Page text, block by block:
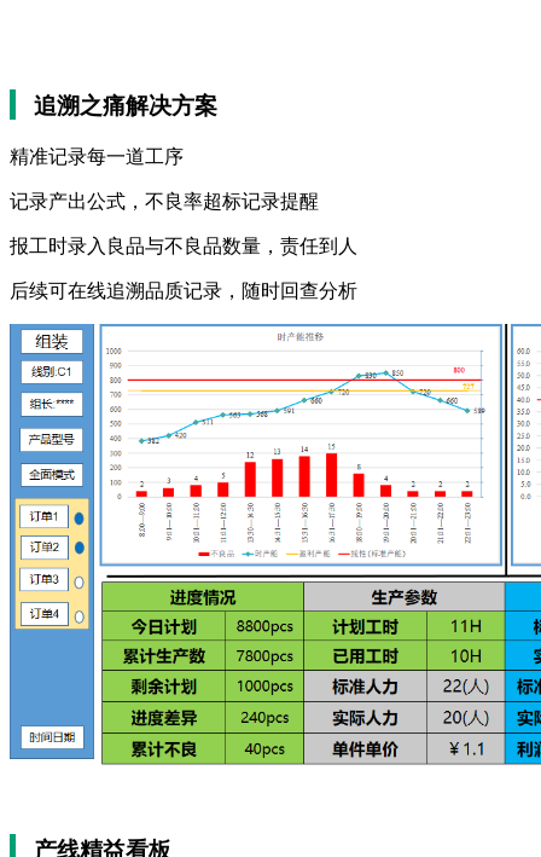
追溯之痛解决方案
精准记录每一道工序
记录产出公式，不良率超标记录提醒
报工时录入良品与不良品数量，责任到人
后续可在线追溯品质记录，随时回查分析
产线精益看板